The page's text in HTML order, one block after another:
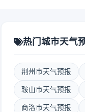
热门城市天气
荆州市天气预报
鞍山市天气预报
商洛市天气预报